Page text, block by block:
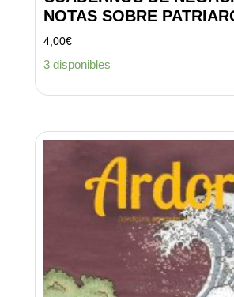
NOTAS SOBRE
4,00€
3 disponibles